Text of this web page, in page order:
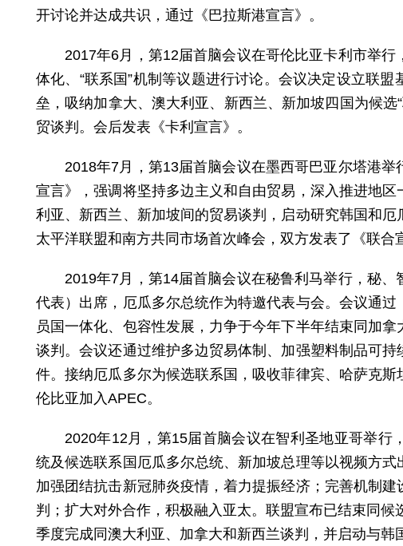
开讨论并达成共识，通过《巴拉斯港宣言》。
2017年6月，第12届首脑会议在哥伦比亚卡利市举
体化、“联系国”机制等议题进行讨论。会议决定设立联
垒，吸纳加拿大、澳大利亚、新西兰、新加坡四国为候选
贸谈判。会后发表《卡利宣言》。
2018年7月，第13届首脑会议在墨西哥巴亚尔塔港
宣言》，强调将坚持多边主义和自由贸易，深入推进地
利亚、新西兰、新加坡间的贸易谈判，启动研究韩国和
太平洋联盟和南方共同市场首次峰会，双方发表了《联合
2019年7月，第14届首脑会议在秘鲁利马举行，秘
代表）出席，厄瓜多尔总统作为特邀代表与会。会议通
员国一体化、包容性发展，力争于今年下半年结束同加
谈判。会议还通过维护多边贸易体制、加强塑料制品可
件。接纳厄瓜多尔为候选联系国，吸收菲律宾、哈萨克
伦比亚加入APEC。
2020年12月，第15届首脑会议在智利圣地亚哥举行
统及候选联系国厄瓜多尔总统、新加坡总理等以视频方
加强团结抗击新冠肺炎疫情，着力提振经济；完善机制
判；扩大对外合作，积极融入亚太。联盟宣布已结束同
季度完成同澳大利亚、加拿大和新西兰谈判，并启动与韩